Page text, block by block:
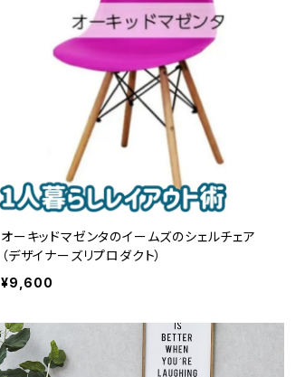
オーキッドマゼンタのイームズのシェルチェア
（デザイナーズリプロダクト）
¥9,600